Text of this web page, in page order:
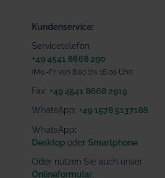
Kundenservice:
Servicetelefon:
+49 4541 8668 290
(Mo.-Fr. von 8.00 bis 16.00 Uhr)
Fax: +49 4541 8668 2919
WhatsApp: +49 1578 5137188
WhatsApp:
Desktop oder Smartphone
Oder nutzen Sie auch unser
Onlineformular